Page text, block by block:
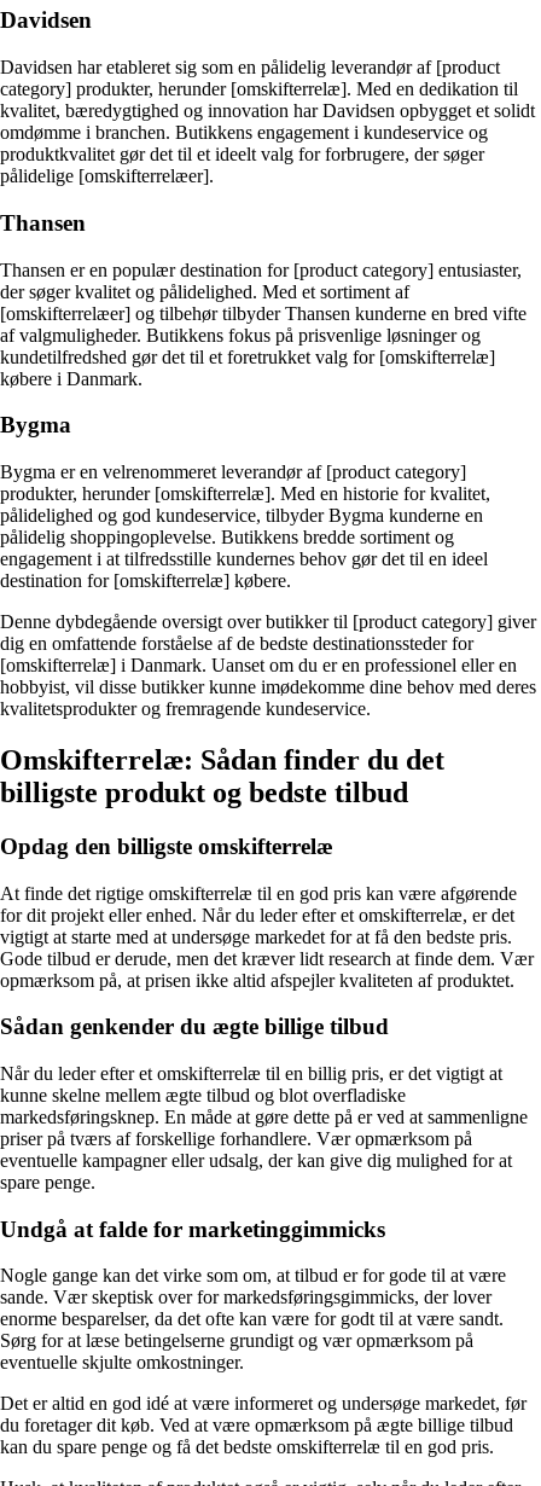
Davidsen
Davidsen har etableret sig som en pålidelig leverandør af [product
category] produkter, herunder [omskifterrelæ]. Med en dedikation til
kvalitet, bæredygtighed og innovation har Davidsen opbygget et solidt
omdømme i branchen. Butikkens engagement i kundeservice og
produktkvalitet gør det til et ideelt valg for forbrugere, der søger
pålidelige [omskifterrelæer].
Thansen
Thansen er en populær destination for [product category] entusiaster,
der søger kvalitet og pålidelighed. Med et sortiment af
[omskifterrelæer] og tilbehør tilbyder Thansen kunderne en bred vifte
af valgmuligheder. Butikkens fokus på prisvenlige løsninger og
kundetilfredshed gør det til et foretrukket valg for [omskifterrelæ]
købere i Danmark.
Bygma
Bygma er en velrenommeret leverandør af [product category]
produkter, herunder [omskifterrelæ]. Med en historie for kvalitet,
pålidelighed og god kundeservice, tilbyder Bygma kunderne en
pålidelig shoppingoplevelse. Butikkens bredde sortiment og
engagement i at tilfredsstille kundernes behov gør det til en ideel
destination for [omskifterrelæ] købere.
Denne dybdegående oversigt over butikker til [product category] giver
dig en omfattende forståelse af de bedste destinationssteder for
[omskifterrelæ] i Danmark. Uanset om du er en professionel eller en
hobbyist, vil disse butikker kunne imødekomme dine behov med deres
kvalitetsprodukter og fremragende kundeservice.
Omskifterrelæ: Sådan finder du det
billigste produkt og bedste tilbud
Opdag den billigste omskifterrelæ
At finde det rigtige omskifterrelæ til en god pris kan være afgørende
for dit projekt eller enhed. Når du leder efter et omskifterrelæ, er det
vigtigt at starte med at undersøge markedet for at få den bedste pris.
Gode tilbud er derude, men det kræver lidt research at finde dem. Vær
opmærksom på, at prisen ikke altid afspejler kvaliteten af produktet.
Sådan genkender du ægte billige tilbud
Når du leder efter et omskifterrelæ til en billig pris, er det vigtigt at
kunne skelne mellem ægte tilbud og blot overfladiske
markedsføringsknep. En måde at gøre dette på er ved at sammenligne
priser på tværs af forskellige forhandlere. Vær opmærksom på
eventuelle kampagner eller udsalg, der kan give dig mulighed for at
spare penge.
Undgå at falde for marketinggimmicks
Nogle gange kan det virke som om, at tilbud er for gode til at være
sande. Vær skeptisk over for markedsføringsgimmicks, der lover
enorme besparelser, da det ofte kan være for godt til at være sandt.
Sørg for at læse betingelserne grundigt og vær opmærksom på
eventuelle skjulte omkostninger.
Det er altid en god idé at være informeret og undersøge markedet, før
du foretager dit køb. Ved at være opmærksom på ægte billige tilbud
kan du spare penge og få det bedste omskifterrelæ til en god pris.